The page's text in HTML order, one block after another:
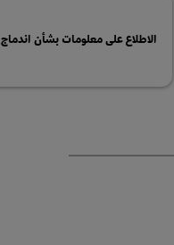
الاطلاع على معلومات بشأن اندماج PrestaShop